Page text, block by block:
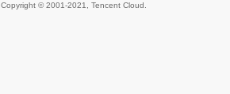
Copyright © 2001-2021, Tencent Cloud.